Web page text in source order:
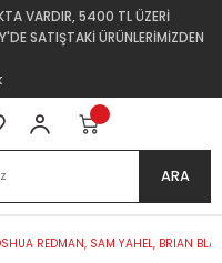
VARDIR, 5400 TL ÜZERİ
SATIŞTAKİ ÜRÜNLERİMİZDEN
ARA
REDMAN, SAM YAHEL, BRIAN